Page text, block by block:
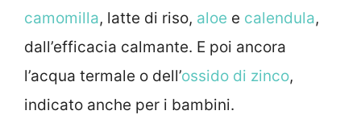
camomilla, latte di riso, aloe e calendula,
dall’efficacia calmante. E poi ancora
l’acqua termale o dell’ossido di zinco,
indicato anche per i bambini.